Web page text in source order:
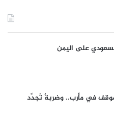
على اليمن
في مأرب.. وضربةٌ تُجدِّد